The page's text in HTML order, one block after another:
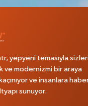
yepyeni temasıyla
ve modernizmi bir araya
ve insanlara
sunuyor.